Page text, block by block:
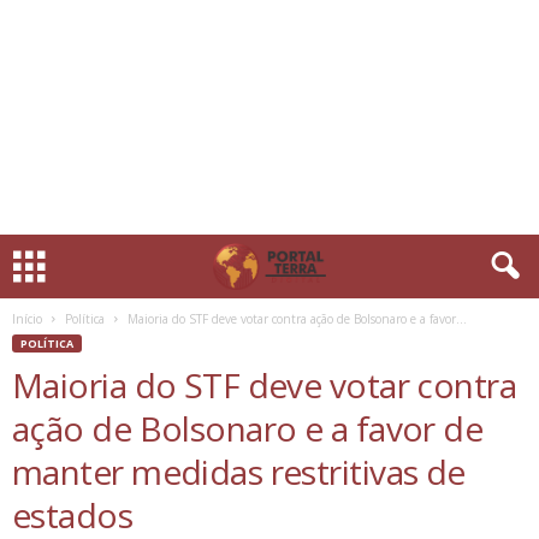
Início Política Maioria do STF deve votar contra ação de Bolsonaro e a favor...
POLÍTICA
Maioria do STF deve votar contra
ação de Bolsonaro e a favor de
manter medidas restritivas de
estados